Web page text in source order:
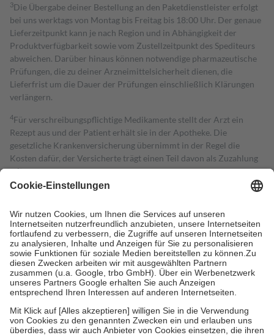
3Die Übergabe deiner Bestellung an den Paketdienstleister erfolgt
bei uns werktags von Montag bis Freitag bis 18:00 Uhr. Der genaue
Lieferzeitpunkt kann je nach Region und in Abhängigkeit der
Produktverfügbarkeit sowie vom Zustellzeitpunkt des Spediteurs
abweichen. Darüber hinaus können notwendige pharmazeutische
Prüfungen, die zu deiner Arzneimittelsicherheit dienen, die
Lieferfrist um die Dauer der Prüfungen einschließlich Klärungen
verlängern.
4Für verschreibungspflichtige Medikamente stellt der Arzt ein
Rezept aus und der Patient erhält sie in der Apotheke. Die
gesetzliche Krankenversicherung übernimmt in der Regel die
Kosten dafür, der Versicherte trägt einen Teil davon als Zuzahlung
mit.
Grundsätzlich leisten Mitglieder Zuzahlungen in Höhe von zehn
höchstens zehn Euro.
Es sind jedoch nie mehr als die tatsächlichen
Kosten der Leistung zu entrichten.
Diese Regeln gelten grundsätzlich auch für Online-Apotheken.
Bei Heilmitteln und häuslicher Krankenpflege beträgt die
Zuzahlung zehn Prozent der Kosten sowie zehn Euro je
Verordnung.
Um das Engagement der Versicherten für ihre eigene Gesundheit zu
stärken und die besondere Stellung der Familie zu unterstützen,
fallenkeine Zuzahlungenan bei:
• Kindern und Jugendlichen bis zum vollendeten 18. Lebensjahr